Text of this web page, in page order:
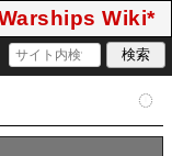
Wiki*